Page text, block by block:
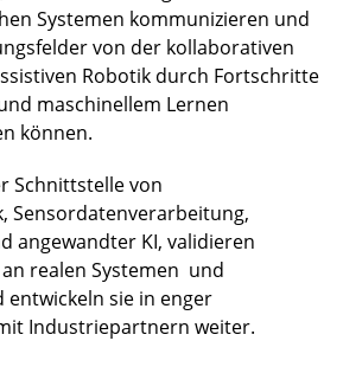
Systemen kommunizieren und
von der kollaborativen
Robotik durch Fortschritte
maschinellem Lernen
können.
Schnittstelle von
Sensordatenverarbeitung,
angewandter KI, validieren
realen Systemen und
entwickeln sie in enger
Industriepartnern weiter.